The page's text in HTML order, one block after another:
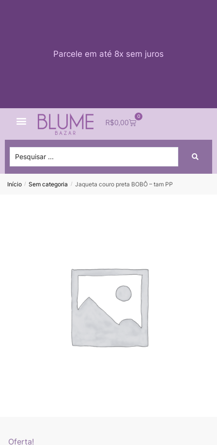
Parcele em até 8x sem juros
R$0,00
0
Início / Sem categoria / Jaqueta couro preta BOBÔ – tam PP
Oferta!